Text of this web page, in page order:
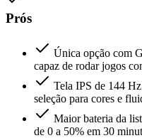
Prós
Única opção com
capaz de rodar jogos
Tela IPS de 144
seleção para cores e
Maior bateria da
de 0 a 50% em 30